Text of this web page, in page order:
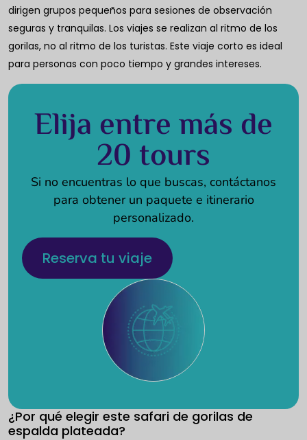
dirigen grupos pequeños para sesiones de observación
seguras y tranquilas. Los viajes se realizan al ritmo de los
gorilas, no al ritmo de los turistas. Este viaje corto es ideal
para personas con poco tiempo y grandes intereses.
Elija entre más de
20 tours
Si no encuentras lo que buscas, contáctanos
para obtener un paquete e itinerario
personalizado.
Reserva tu viaje
¿Por qué elegir este safari de gorilas de
espalda plateada?